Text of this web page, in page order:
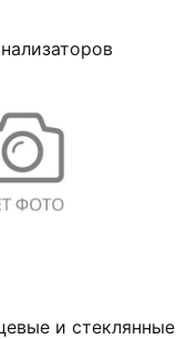
и стеклянные